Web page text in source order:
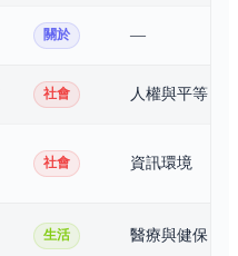
關於 —
社會 人權與平等
社會 資訊環境
生活 醫療與健保